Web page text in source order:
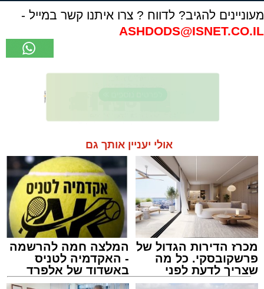
מעוניינים להגיב? לדווח ? צרו איתנו קשר במייל -
ASHDODS@ISNET.CO.IL
אולי יעניין אותך גם
מכרז הדירות הגדול של
פרשקובסקי. כל מה
שצריך לדעת לפני
שמגישים הצעה לדירה
המלצה חמה להרשמה
- האקדמיה לטניס
באשדוד של אלפרד
קריאולנסקי - לילדים